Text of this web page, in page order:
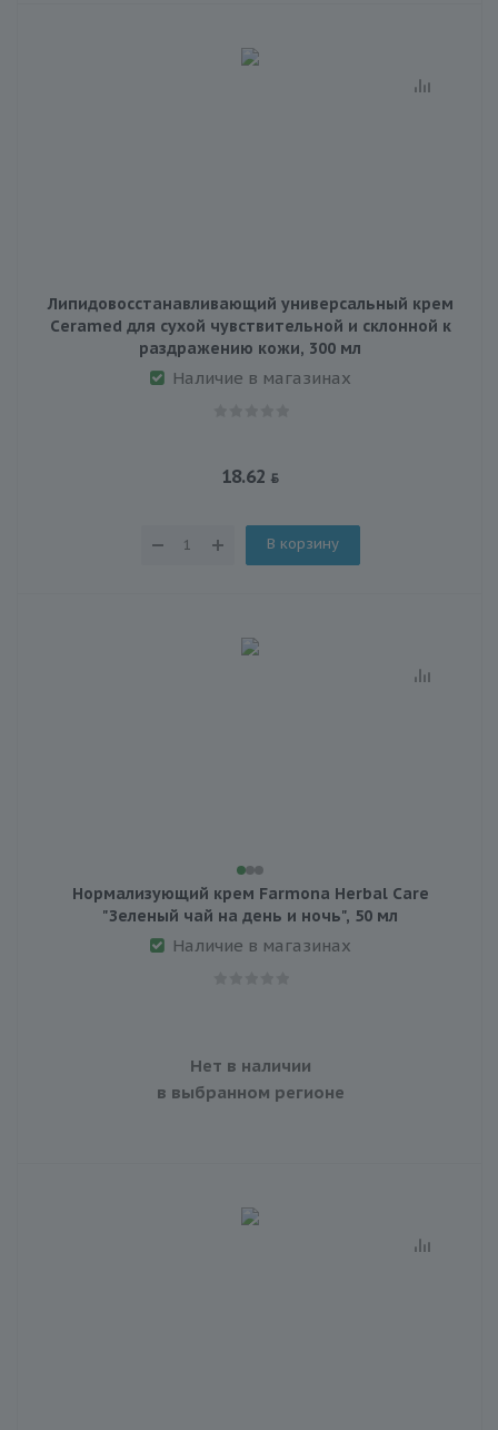
Липидовосстанавливающий универсальный крем
Сeramed для сухой чувствительной и склонной к
раздражению кожи, 300 мл
Наличие в магазинах
18.62
В корзину
Нормализующий крем Farmona Herbal Care
"Зеленый чай на день и ночь", 50 мл
Наличие в магазинах
Нет в наличии
в выбранном регионе